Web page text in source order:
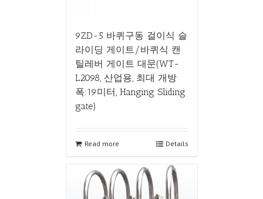
9ZD-5 바퀴구동 걸이식 슬
라이딩 게이트/바퀴식 캔
틸레버 게이트 대문(WT-
L2098, 산업용, 최대 개방
폭:19미터, Hanging Sliding
gate)
Read more Details